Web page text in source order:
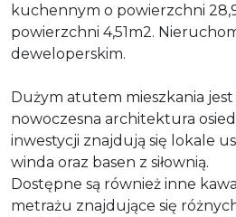
kuchennym o powierzchni
powierzchni 4,51m2.
deweloperskim.
Dużym atutem mieszkania
nowoczesna architektura
inwestycji znajdują się lokale
winda oraz basen z siłownią.
Dostępne są również inne
metrażu znajdujące się